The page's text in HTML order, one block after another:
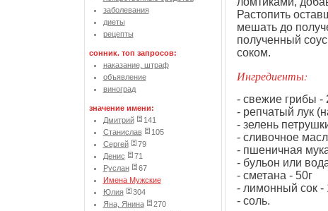
заболевания
диеты
рецепты
сонник. топ запросов:
наказание, штраф
объявление
виноград
значение имени:
Дмитрий
141
Станислав
105
Сергей
79
Денис
71
Руслан
67
Имена Мужские
Юлия
304
Яна, Янина
270
Растопить
мешать до
полученный
соком.
Ингредиенты:
- свежие грибы -
- репчатый лук
- зелень
- сливочное
- пшеничная
- бульон или
- сметана - 50г
- лимонный сок -
- соль.